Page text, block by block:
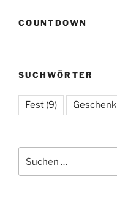
COUNTDOWN
SUCHWÖRTER
Fest (9) Geschenk
nach: